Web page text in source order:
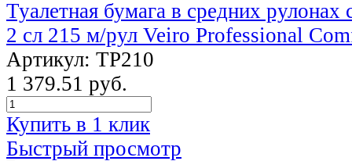
Туалетная бумага в средних
2 сл 215 м/рул Veiro Professional
Артикул: ТР210
1 379.51 руб.
Купить в 1 клик
Быстрый просмотр